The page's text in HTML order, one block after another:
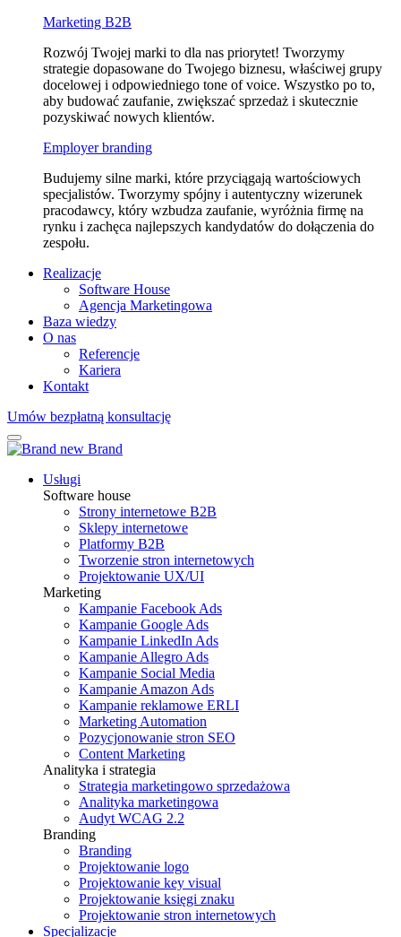
Marketing B2B
Rozwój Twojej marki to dla nas priorytet! Tworzymy
strategie dopasowane do Twojego biznesu, właściwej grupy
docelowej i odpowiedniego tone of voice. Wszystko po to,
aby budować zaufanie, zwiększać sprzedaż i skutecznie
pozyskiwać nowych klientów.
Employer branding
Budujemy silne marki, które przyciągają wartościowych
specjalistów. Tworzymy spójny i autentyczny wizerunek
pracodawcy, który wzbudza zaufanie, wyróżnia firmę na
rynku i zachęca najlepszych kandydatów do dołączenia do
zespołu.
Realizacje
Software House
Agencja Marketingowa
Baza wiedzy
O nas
Referencje
Kariera
Kontakt
Umów bezpłatną konsultację
Usługi
Software house
Strony internetowe B2B
Sklepy internetowe
Platformy B2B
Tworzenie stron internetowych
Projektowanie UX/UI
Marketing
Kampanie Facebook Ads
Kampanie Google Ads
Kampanie LinkedIn Ads
Kampanie Allegro Ads
Kampanie Social Media
Kampanie Amazon Ads
Kampanie reklamowe ERLI
Marketing Automation
Pozycjonowanie stron SEO
Content Marketing
Analityka i strategia
Strategia marketingowo sprzedażowa
Analityka marketingowa
Audyt WCAG 2.2
Branding
Branding
Projektowanie logo
Projektowanie key visual
Projektowanie księgi znaku
Projektowanie stron internetowych
Specjalizacje